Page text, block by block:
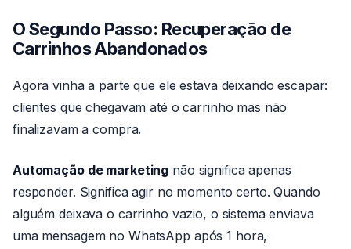
O Segundo Passo: Recuperação de
Carrinhos Abandonados
Agora vinha a parte que ele estava deixando escapar:
clientes que chegavam até o carrinho mas não
finalizavam a compra.
Automação de marketing não significa apenas
responder. Significa agir no momento certo. Quando
alguém deixava o carrinho vazio, o sistema enviava
uma mensagem no WhatsApp após 1 hora,